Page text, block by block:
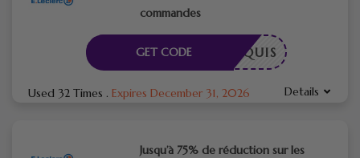
commandes
E REQUIS
GET CODE
Used 32 Times . Expires December 31, 2026 Details
Jusqu’à 75% de réduction sur les